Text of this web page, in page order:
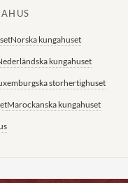
Norska kungahuset
kungahuset
storhertighuset
Marockanska kungahuset